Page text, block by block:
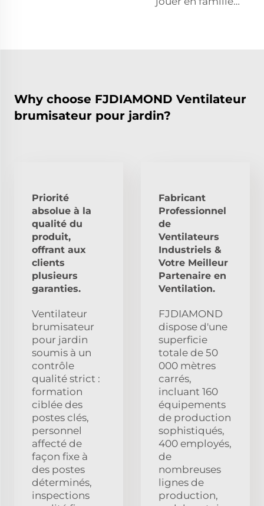
Why choose FJDIAMOND Ventilateur
brumisateur pour jardin?
Priorité
absolue à la
qualité du
produit,
offrant aux
clients
plusieurs
garanties.
Ventilateur
brumisateur
pour jardin
soumis à un
contrôle
qualité strict :
formation
ciblée des
postes clés,
personnel
affecté de
façon fixe à
des postes
déterminés,
inspections
Fabricant
Professionnel
de
Ventilateurs
Industriels &
Votre Meilleur
Partenaire en
Ventilation.
FJDIAMOND
dispose d'une
superficie
totale de 50
000 mètres
carrés,
incluant 160
équipements
de production
sophistiqués,
400 employés,
de
nombreuses
lignes de
production,